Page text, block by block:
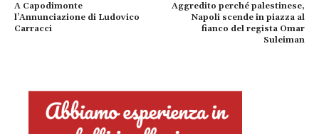
A Capodimonte
l’Annunciazione di Ludovico
Carracci
Aggredito perché palestinese,
Napoli scende in piazza al
fianco del regista Omar
Suleiman